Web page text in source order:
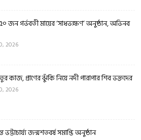
জন গর্ভবতী মায়ের ‘সাধভক্ষণ’ অনুষ্ঠান, অভিনব
2026
কাজ, প্রাণের ঝুঁকি নিয়ে নদী পারাপার শিব ভক্তদের
2026
ভট্টাচার্য্য জন্মশতবর্ষ সমাপ্তি অনুষ্ঠান